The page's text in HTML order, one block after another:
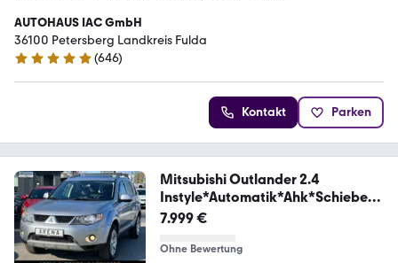
AUTOHAUS IAC GmbH
36100 Petersberg Landkreis Fulda
4.8 Sterne
(646)
Kontakt Parken
Mitsubishi Outlander 2.4
Instyle*Automatik*Ahk*Schiebed
ach
7.999 €
Ohne Bewertung